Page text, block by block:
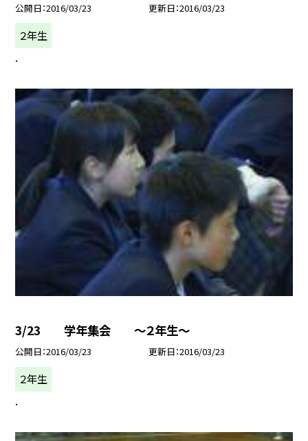
公開日 2016/03/23 更新日 2016/03/23
２年生
.
3/23 学年集会 〜２年生〜
公開日 2016/03/23 更新日 2016/03/23
２年生
.